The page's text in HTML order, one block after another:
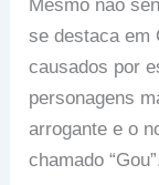
Mesmo não
se destaca em
causados por
personagens
arrogante e o
chamado “Gou”.